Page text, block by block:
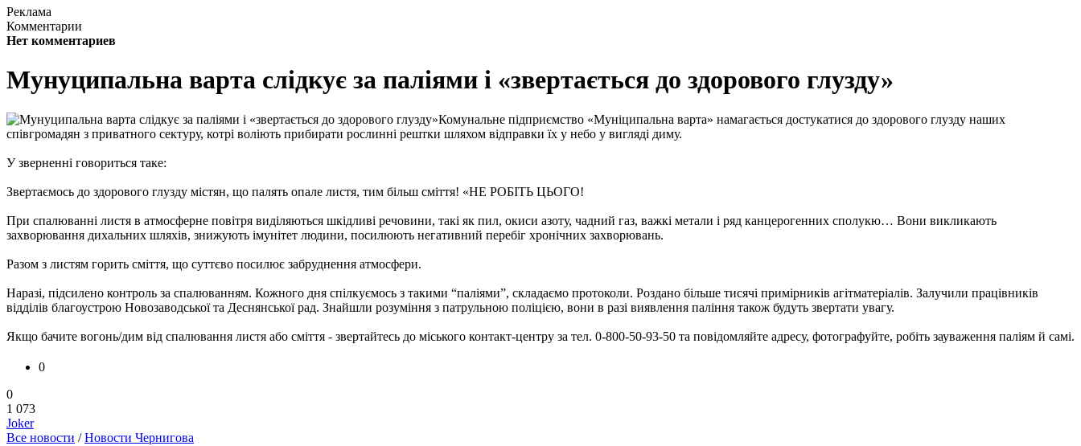
Реклама
Комментарии
Нет комментариев
Мунуципальна варта слідкує за паліями і «звертається до здорового глузду»
Комунальне підприємство «Муніципальна варта» намагається достукатися до здорового глузду наших
співгромадян з приватного сектуру, котрі воліють прибирати рослинні рештки шляхом відправки їх у небо у вигляді диму.
У зверненні говориться таке:
Звертаємось до здорового глузду містян, що палять опале листя, тим більш сміття! «НЕ РОБІТЬ ЦЬОГО!
При спалюванні листя в атмосферне повітря виділяються шкідливі речовини, такі як пил, окиси азоту, чадний газ, важкі метали і ряд канцерогенних сполукю… Вони викликають
захворювання дихальних шляхів, знижують імунітет людини, посилюють негативний перебіг хронічних захворювань.
Разом з листям горить сміття, що суттєво посилює забруднення атмосфери.
Наразі, підсилено контроль за спалюванням. Кожного дня спілкуємось з такими “паліями”, складаємо протоколи. Роздано більше тисячі примірників агітматеріалів. Залучили працівників
відділів благоустрою Новозаводської та Деснянської рад. Знайшли розуміння з патрульною поліцією, вони в разі виявлення паління також будуть звертати увагу.
Якщо бачите вогонь/дим від спалювання листя або сміття - звертайтесь до міського контакт-центру за тел. 0-800-50-93-50 та повідомляйте адресу, фотографуйте, робіть зауваження паліям й самі.
0
0
1 073
Joker
Все новости /Новости Чернигова